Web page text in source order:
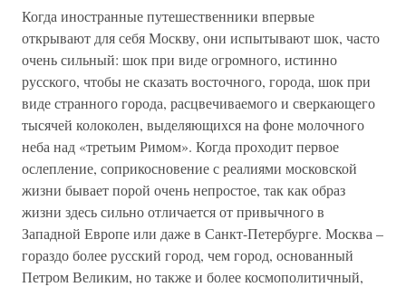
Когда иностранные путешественники впервые
открывают для себя Москву, они испытывают шок, часто
очень сильный: шок при виде огромного, истинно
русского, чтобы не сказать восточного, города, шок при
виде странного города, расцвечиваемого и сверкающего
тысячей колоколен, выделяющихся на фоне молочного
неба над «третьим Римом». Когда проходит первое
ослепление, соприкосновение с реалиями московской
жизни бывает порой очень непростое, так как образ
жизни здесь сильно отличается от привычного в
Западной Европе или даже в Санкт-Петербурге. Москва –
гораздо более русский город, чем город, основанный
Петром Великим, но также и более космополитичный,